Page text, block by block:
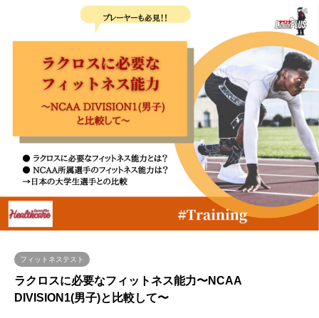
フィットネステスト
ラクロスに必要なフィットネス能力〜NCAA
DIVISION1(男子)と比較して〜